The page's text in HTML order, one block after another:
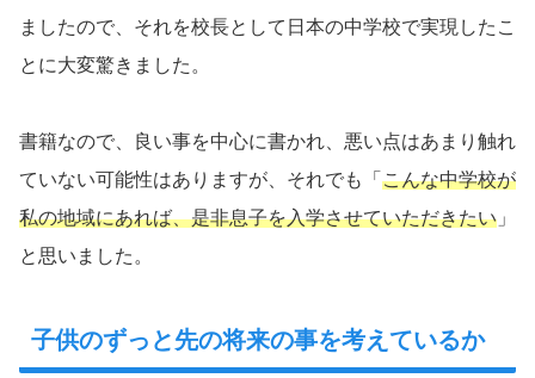
ましたので、それを校長として日本の中学校で実現したこ
とに大変驚きました。
書籍なので、良い事を中心に書かれ、悪い点はあまり触れ
ていない可能性はありますが、それでも「 こんな中学校が
私の地域にあれば、是非息子を入学させていただきたい 」
と思いました。
子供のずっと先の将来の事を考えているか